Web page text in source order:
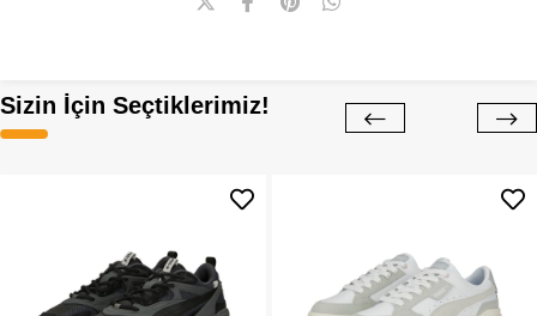
Sizin İçin Seçtiklerimiz!